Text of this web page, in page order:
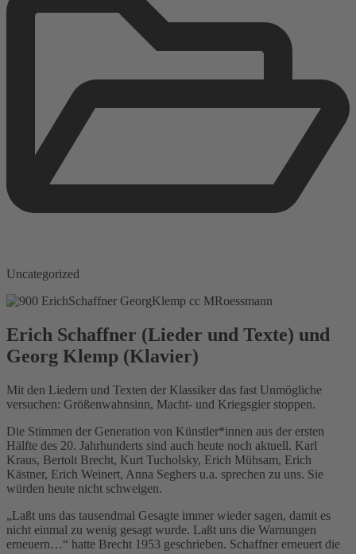
Uncategorized
Erich Schaffner (Lieder und Texte) und
Georg Klemp (Klavier)
Mit den Liedern und Texten der Klassiker das fast Unmögliche
versuchen: Größenwahnsinn, Macht- und Kriegsgier stoppen.
Die Stimmen der Generation von Künstler*innen aus der ersten
Hälfte des 20. Jahrhunderts sind auch heute noch aktuell. Karl
Kraus, Bertolt Brecht, Kurt Tucholsky, Erich Mühsam, Erich
Kästner, Erich Weinert, Anna Seghers u.a. sprechen zu uns. Sie
würden heute nicht schweigen.
„Laßt uns das tausendmal Gesagte immer wieder sagen, damit es
nicht einmal zu wenig gesagt wurde. Laßt uns die Warnungen
erneuern…“ hatte Brecht 1953 geschrieben. Schaffner erneuert die